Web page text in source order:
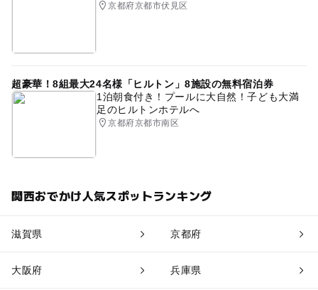
京都府京都市伏見区
超豪華！8組最大24名様「ヒルトン」8施設の無料宿泊券
1泊朝食付き！プールに大自然！子ども大満
足のヒルトンホテルへ
京都府京都市南区
関西おでかけ人気スポットランキング
滋賀県 京都府
大阪府 兵庫県